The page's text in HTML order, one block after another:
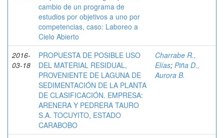
cambio de un programa de
estudios por objetivos a uno por
competencias, caso: Laboreo a
Cielo Abierto
2016-
03-18
PROPUESTA DE POSIBLE USO
DEL MATERIAL RESIDUAL,
PROVENIENTE DE LAGUNA DE
SEDIMENTACIÓN DE LA PLANTA
DE CLASIFICACIÓN. EMPRESA:
ARENERA Y PEDRERA TAURO
S.A. TOCUYITO, ESTADO
CARABOBO
Charrabe R.,
Elías; Piña D.,
Aurora B.